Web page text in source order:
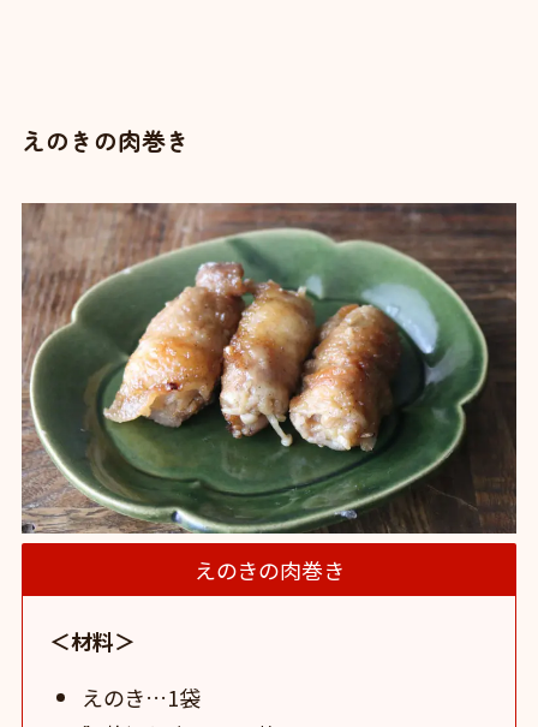
えのきの肉巻き
えのきの肉巻き
＜材料＞
えのき…1袋